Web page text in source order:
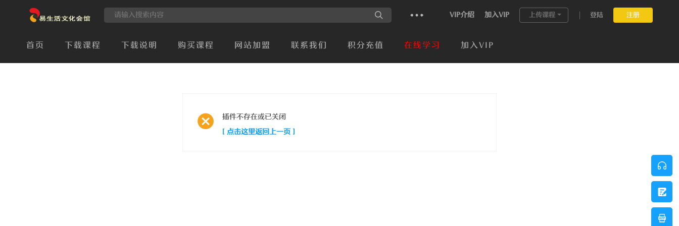
VIP介绍 加入VIP 上传课程 登陆 注册
首页 下载课程 下载说明 购买课程 网站加盟 联系我们 积分充值 在线学习 加入VIP
插件不存在或已关闭
[ 点击这里返回上一页 ]